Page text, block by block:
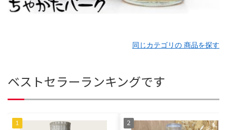
同じカテゴリの 商品を探す
ベストセラーランキングです